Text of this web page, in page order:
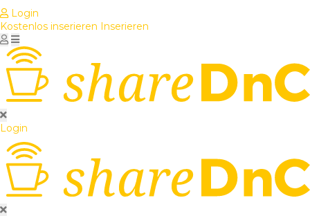
Login
Kostenlos inserieren Inserieren
Login